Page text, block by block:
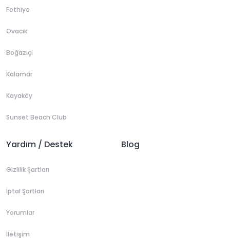
Fethiye
Ovacık
Boğaziçi
Kalamar
Kayaköy
Sunset Beach Club
Yardım / Destek
Gizlilik Şartları
İptal Şartları
Yorumlar
İletişim
Blog